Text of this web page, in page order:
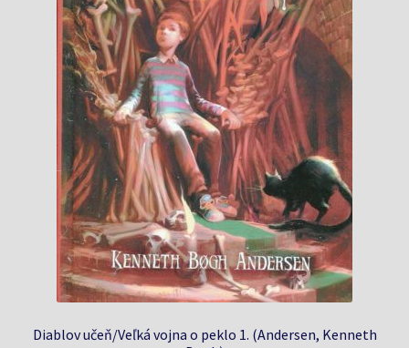
Diablov učeň/Veľká vojna o peklo 1. (Andersen, Kenneth